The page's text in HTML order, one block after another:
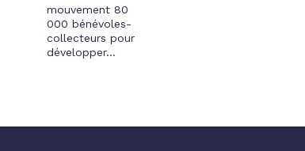
mouvement 80
000 bénévoles-
collecteurs pour
développer...